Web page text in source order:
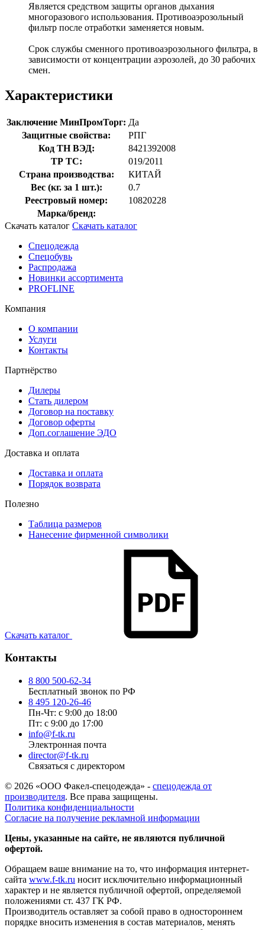
Является средством защиты органов дыхания
многоразового использования. Противоаэрозольный
фильтр после отработки заменяется новым.
Срок службы сменного противоаэрозольного фильтра, в
зависимости от концентрации аэрозолей, до 30 рабочих
смен.
Характеристики
Заключение МинПромТорг: Да
Защитные свойства:
РПГ
Код ТН ВЭД:
8421392008
ТР ТС:
019/2011
Страна производства:
КИТАЙ
Вес (кг. за 1 шт.):
0.7
Реестровый номер:
10820228
Марка/бренд:
Скачать каталог Скачать каталог
Спецодежда
Спецобувь
Распродажа
Новинки ассортимента
PROFLINE
Компания
О компании
Услуги
Контакты
Партнёрство
Дилеры
Стать дилером
Договор на поставку
Договор оферты
Доп.соглашение ЭДО
Доставка и оплата
Доставка и оплата
Порядок возврата
Полезно
Таблица размеров
Нанесение фирменной символики
Скачать каталог
Контакты
8 800 500-62-34
Бесплатный звонок по РФ
8 495 120-26-46
Пн-Чт: с 9:00 до 18:00
Пт: с 9:00 до 17:00
info@f-tk.ru
Электронная почта
director@f-tk.ru
Связаться с директором
© 2026 «ООО Факел-спецодежда» - спецодежда от
производителя. Все права защищены.
Политика конфиденциальности
Согласие на получение рекламной информации
Цены, указанные на сайте, не являются публичной
офертой.
Обращаем ваше внимание на то, что информация интернет-
сайта www.f-tk.ru носит исключительно информационный
характер и не является публичной офертой, определяемой
положениями ст. 437 ГК РФ.
Производитель оставляет за собой право в одностороннем
порядке вносить изменения в состав материалов, менять